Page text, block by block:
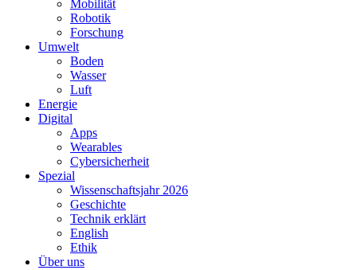
Mobilität
Robotik
Forschung
Umwelt
Boden
Wasser
Luft
Energie
Digital
Apps
Wearables
Cybersicherheit
Spezial
Wissenschaftsjahr 2026
Geschichte
Technik erklärt
English
Ethik
Über uns